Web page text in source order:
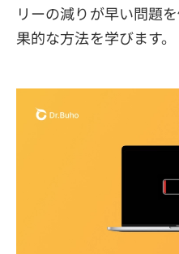
リーの減りが早い問題
果的な方法を学びます。